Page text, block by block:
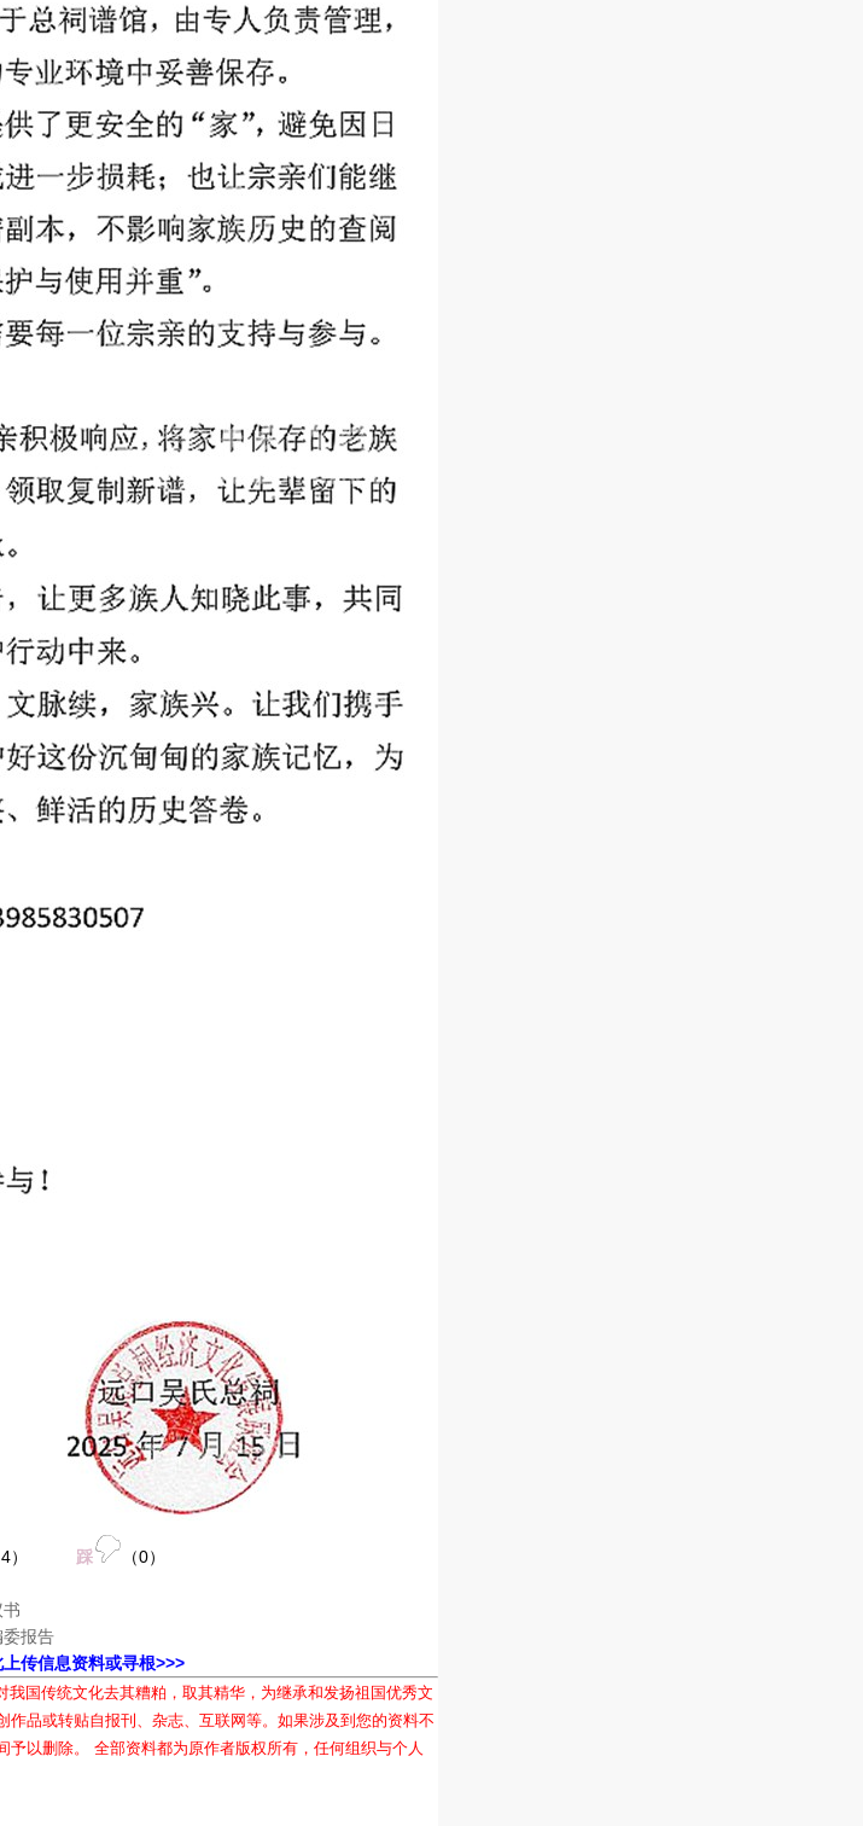
4） 踩 （0）
委报告
传信息资料或寻根>>>
国传统文化去其糟粕，取其精华，为继承和发扬祖国优秀文
品或转贴自报刊、杂志、互联网等。如果涉及到您的资料不
以删除。 全部资料都为原作者版权所有，任何组织与个人